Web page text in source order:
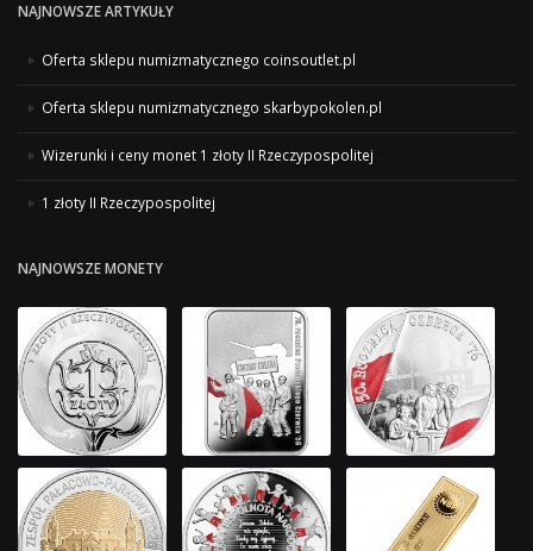
NAJNOWSZE ARTYKUŁY
Oferta sklepu numizmatycznego coinsoutlet.pl
Oferta sklepu numizmatycznego skarbypokolen.pl
Wizerunki i ceny monet 1 złoty II Rzeczypospolitej
1 złoty II Rzeczypospolitej
NAJNOWSZE MONETY